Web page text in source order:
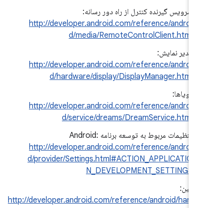
سرویس گیرنده کنترل از راه دور رسانه:
http://developer.android.com/reference/androi
d/media/RemoteControlClient.html
مدیر نمایش:
http://developer.android.com/reference/androi
d/hardware/display/DisplayManager.html
http://developer.android.com/reference/androi
d/service/dreams/DreamService.html
تنظیمات مربوط به توسعه برنامه Android:
http://developer.android.com/reference/androi
d/provider/Settings.html#ACTION_APPLICATIO
N_DEVELOPMENT_SETTINGS
http://developer.android.com/reference/android/